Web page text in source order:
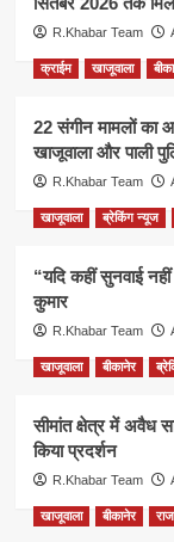
R.Khabar Team
क्राईम खाजूवाला
22 संगीन मामलों का
खाजूवाला और पाली
R.Khabar Team
खाजूवाला ब्रेकिंग न्यूज
“यदि कहीं सुनवाई
कुमार
R.Khabar Team
खाजूवाला बीकानेर
सीमांत क्षेत्र में अवैध
किया प्रदर्शन
R.Khabar Team
खाजूवाला बीकानेर